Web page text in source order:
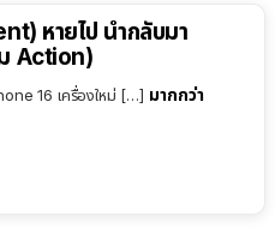
หายไป นำกลับมา
Action)
16 เครื่องใหม่ […] มากกว่า